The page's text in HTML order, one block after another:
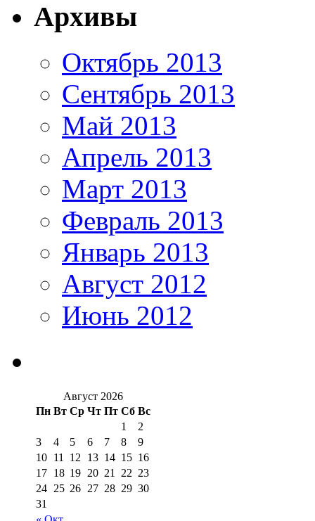
Архивы
Октябрь 2013
Сентябрь 2013
Май 2013
Апрель 2013
Март 2013
Февраль 2013
Январь 2013
Август 2012
Июнь 2012
Август 2026
Пн Вт Ср Чт Пт Сб Вс
1
2
3
4 5 6 7 8
9
10 11 12 13 14 15 16
17 18 19 20 21 22 23
24 25 26 27 28 29 30
31